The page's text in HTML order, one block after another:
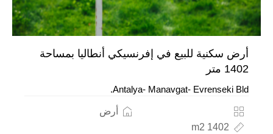
أرض سكنية للبيع في إفرنسيكي أنطاليا بمساحة
1402 متر
Antalya- Manavgat- Evrenseki Bld.
أرض
1402 m2